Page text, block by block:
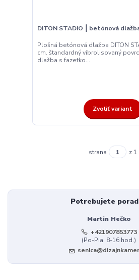
DITON STADIO ⎮ betónová
Plošná betónová dlažba DITON
cm. štandardný vibrolisovaný
dlažba s fazetko...
Zvoliť variant
strana z 1
Potrebujete
Martin Hečko
+421907853773
(Po-Pia, 8-16 hod.)